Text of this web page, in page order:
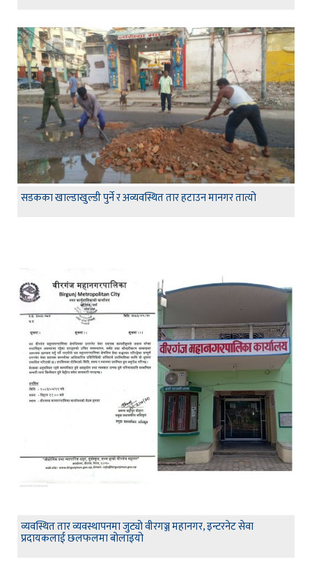
सडकका खाल्डाखुल्डी पुर्ने र अव्यवस्थित तार हटाउन मानगर तात्यो
व्यवस्थित तार व्यवस्थापनमा जुट्यो वीरगञ्ज महानगर, इन्टरनेट सेवा
प्रदायकलाई छलफलमा बोलाइयो